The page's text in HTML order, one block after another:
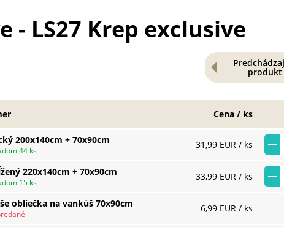
produkt
- LS27 Krep exclusive
200x140cm + 70x90cm 31,99 EUR / ks
44 ks
220x140cm + 70x90cm 33,99 EUR / ks
15 ks
obliečka na vankúš 70x90cm 6,99 EUR / ks
Cena / ks